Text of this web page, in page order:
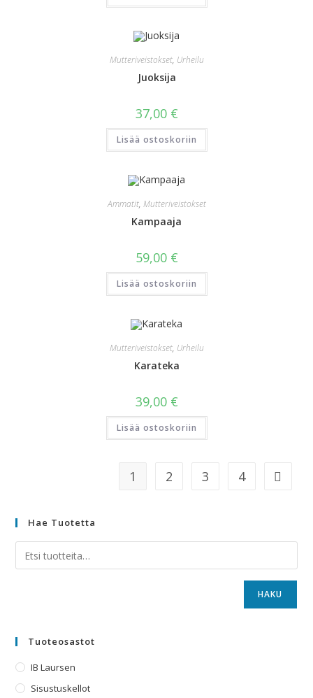
Mutteriveistokset, Urheilu
Juoksija
37,00 €
Lisää ostoskoriin
Ammatit, Mutteriveistokset
Kampaaja
59,00 €
Lisää ostoskoriin
Mutteriveistokset, Urheilu
Karateka
39,00 €
Lisää ostoskoriin
1 2 3 4
Hae Tuotetta
HAKU
Tuoteosastot
IB Laursen
Sisustuskellot